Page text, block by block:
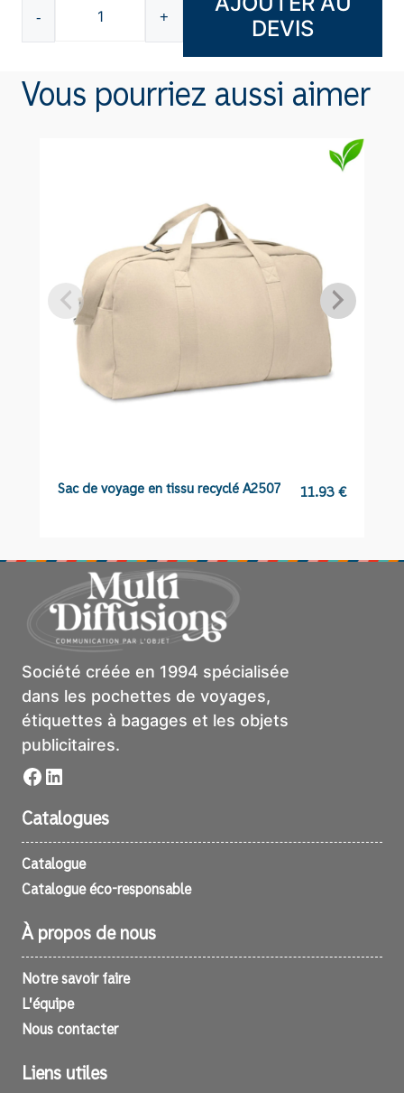
-
quantité
de
notes
+
DEVIS
Vous pourriez aussi aimer
Sac de voyage en tissu recyclé A2507 11.93€
Société créée en 1994 spécialisée
dans les pochettes de voyages,
étiquettes à bagages et les objets
publicitaires.
Facebook
LinkedIn
Catalogues
Catalogue
Catalogue éco-responsable
À propos de nous
Notre savoir faire
L’équipe
Nous contacter
Liens utiles